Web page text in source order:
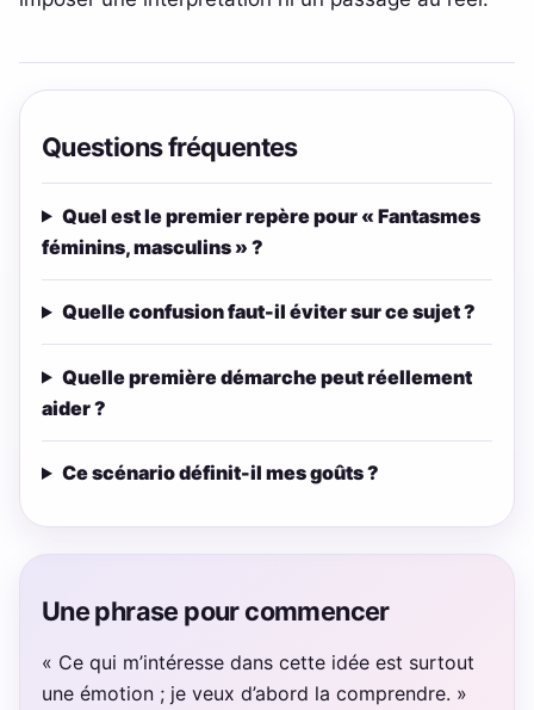
Questions fréquentes
Quel est le premier repère pour « Fantasmes
féminins, masculins » ?
Quelle confusion faut-il éviter sur ce sujet ?
Quelle première démarche peut réellement
aider ?
Ce scénario définit-il mes goûts ?
Une phrase pour commencer
« Ce qui m’intéresse dans cette idée est surtout
une émotion ; je veux d’abord la comprendre. »